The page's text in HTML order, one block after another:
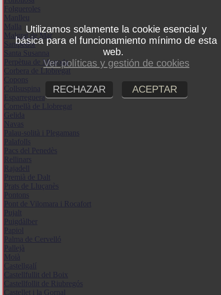
Folgueroles
Manlleu
Malla
Malgrat de Mar
Santpedor
Santa Susanna
Perpètua de Mogoda
Corbera de Llobregat
Copons
Collsuspina
Esparreguera
Cornellà de Llobregat
Gelida
Navas
Palau-solità i Plegamans
Palafolls
Pacs del Penedès
Rellinars
Rajadell
Premià de Dalt
Prats de Lluçanès
Pontons
Pont de Vilomara i Rocafort
Pujalt
Puigdàlber
Papiol
Palma de Cervelló
Pallejà
Moià
Castellgalí
Castellfullit del Boix
Castellfollit de Riubregós
Castellet i la Gornal
Utilizamos solamente la cookie esencial y
básica para el funcionamiento mínimo de esta
web.
Ver políticas y gestión de cookies
RECHAZAR ACEPTAR